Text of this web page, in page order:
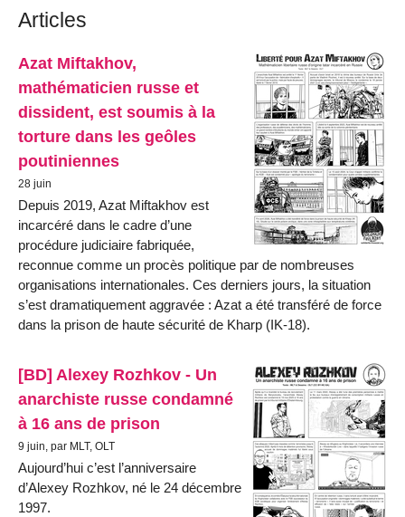
Articles
Azat Miftakhov,
mathématicien russe et
dissident, est soumis à la
torture dans les geôles
poutiniennes
28 juin
Depuis 2019, Azat Miftakhov est
incarcéré dans le cadre d’une
procédure judiciaire fabriquée,
reconnue comme un procès politique par de nombreuses
organisations internationales. Ces derniers jours, la situation
s’est dramatiquement aggravée : Azat a été transféré de force
dans la prison de haute sécurité de Kharp (IK-18).
[BD] Alexey Rozhkov - Un
anarchiste russe condamné
à 16 ans de prison
9 juin, par MLT, OLT
Aujourd’hui c’est l’anniversaire
d’Alexey Rozhkov, né le 24 décembre
1997.